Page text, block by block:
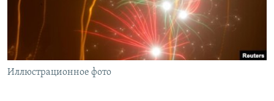
ПОБЕДИТЕЛЕЙ НЕ СУДЯТ?
КРЫМ.НЕПОКОРЕННЫЙ
ELIFBE
УКРАИНСКАЯ ПРОБЛЕМА КРЫМА
ПРИСОЕДИНЯЙТЕСЬ!
Иллюстрационное фото